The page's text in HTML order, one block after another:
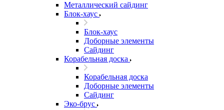
Металлический сайдинг
Блок-хаус
Блок-хаус
Доборные элементы
Сайдинг
Корабельная доска
Корабельная доска
Доборные элементы
Сайдинг
Эко-брус